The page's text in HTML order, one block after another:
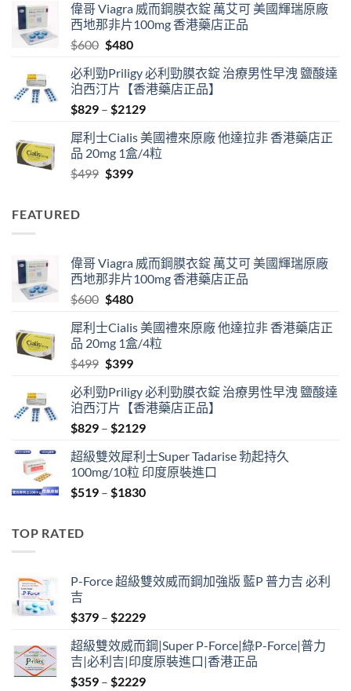
$519
through
偉哥 Viagra 威而鋼膜衣錠 萬艾可 美國輝瑞原廠
西地那非片100mg 香港藥店正品
$600 Original
was:
$600.
$480Current
is:
$480.
必利勁Priligy 必利勁膜衣錠 治療男性早洩 鹽酸達
泊西汀片【香港藥店正品】
$829 – $2129Price
$829
through
犀利士Cialis 美國禮來原廠 他達拉非 香港藥店正
品 20mg 1盒/4粒
$499 Original
$399Current
FEATURED
偉哥 Viagra 威而鋼膜衣錠 萬艾可 美國輝瑞原廠
西地那非片100mg 香港藥店正品
$600 Original
was:
$600.
$480Current
is:
$480.
犀利士Cialis 美國禮來原廠 他達拉非 香港藥店正
品 20mg 1盒/4粒
$499 Original
was:
$499.
$399Current
is:
$399.
必利勁Priligy 必利勁膜衣錠 治療男性早洩 鹽酸達
泊西汀片【香港藥店正品】
$829 – $2129Price
$829
through
$2129
超級雙效犀利士Super Tadarise 勃起持久
100mg/10粒 印度原裝進口
$519 – $1830Price
TOP RATED
P-Force 超級雙效威而鋼加強版 藍P 普力吉 必利
吉
$379 – $2229Price
$379
through
$2229
超級雙效威而鋼|Super P-Force|綠P-Force|普力
吉|必利吉|印度原裝進口|香港正品
$359 – $2229Price